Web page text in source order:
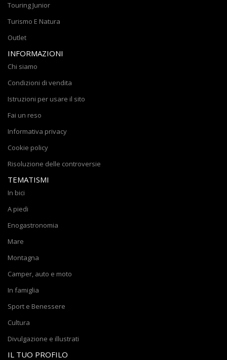
Touring Junior
Turismo E Natura
Outlet
INFORMAZIONI
Chi siamo
Condizioni di vendita
Istruzioni per usare il sito
Fai un reso
Informativa privacy
Cookie policy
Risoluzione delle controversie
TEMATISMI
In bici
A piedi
Enogastronomia
Mare
Montagna
Camper, auto e moto
In famiglia
Sport e Benessere
Cultura
Divulgazione e illustrati
IL TUO PROFILO